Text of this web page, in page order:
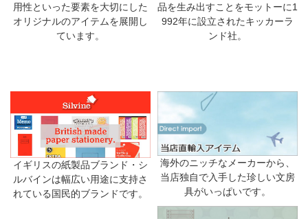
用性といった要素を大切にした
オリジナルのアイテムを展開し
ています。
品を生み出すことをモットーに1
992年に設立されたキッカーラ
ンド社。
イギリスの紙製品ブランド・シ
ルバインは幅広い用途に支持さ
れている国民的ブランドです。
海外のニッチなメーカーから、
当店独自で入手した珍しい文房
具がいっぱいです。